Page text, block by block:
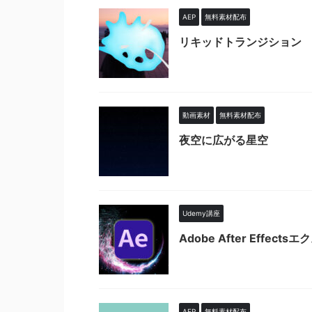
AEP 無料素材配布
リキッドトランジション
動画素材 無料素材配布
夜空に広がる星空
Udemy講座
Adobe After Effectsエク